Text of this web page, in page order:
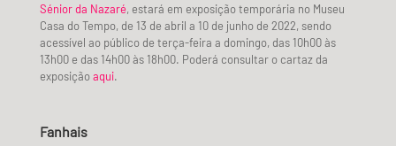
Sénior da Nazaré, estará em exposição temporária no Museu
Casa do Tempo, de 13 de abril a 10 de junho de 2022, sendo
acessível ao público de terça-feira a domingo, das 10h00 às
13h00 e das 14h00 às 18h00. Poderá consultar o cartaz da
exposiçãoaqui.
Fanhais